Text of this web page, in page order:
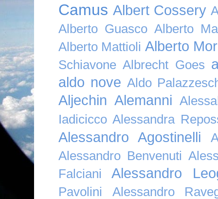
Camus Albert Cossery
Alberto Guasco Alberto
Alberto Mattioli Alberto
Schiavone Albrecht Goes
aldo nove Aldo
Aljechin Alemanni
Iadicicco Alessandra
Alessandro Agostinelli
Alessandro Benvenuti
Falciani
Alessandro
Pavolini
Alessandro